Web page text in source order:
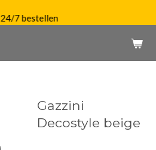
24/7 bestellen
Gazzini
Decostyle beige